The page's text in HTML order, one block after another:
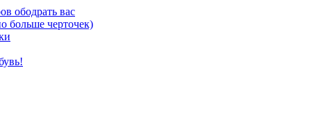
ободрать вас
больше черточек)